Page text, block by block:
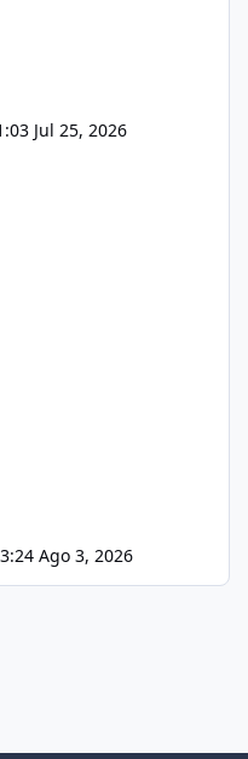
Jul 25, 2026
Ago 3, 2026